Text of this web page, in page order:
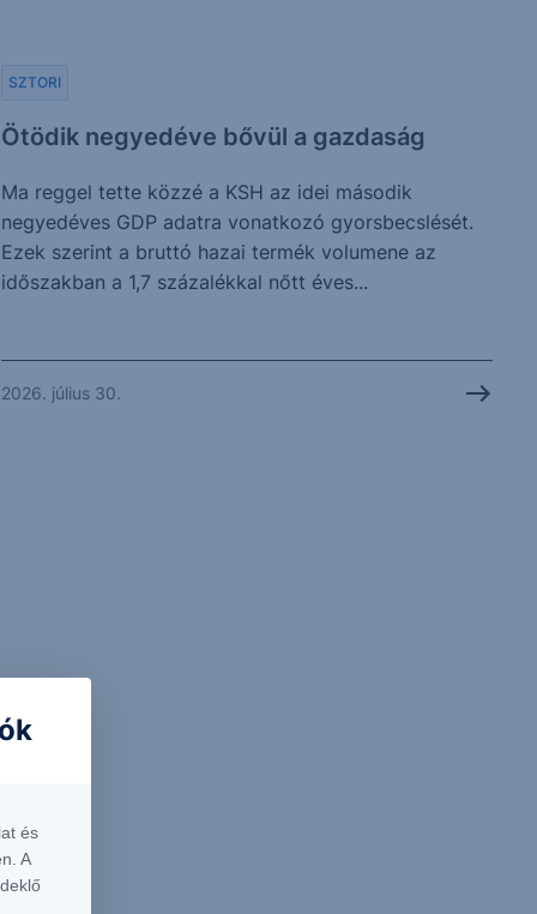
Ötödik negyedéve bővül a gazdaság
SZTORI
Ma reggel tette közzé a KSH az idei második
negyedéves GDP adatra vonatkozó gyorsbecslését.
Ezek szerint a bruttó hazai termék volumene az
időszakban a 1,7 százalékkal nőtt éves...
2026. július 30.
és
A